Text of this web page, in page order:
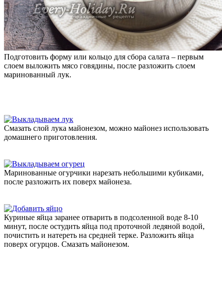
Подготовить форму или кольцо для сбора салата – первым
слоем выложить мясо говядины, после разложить слоем
маринованный лук.
Смазать слой лука майонезом, можно майонез использовать
домашнего приготовления.
Маринованные огурчики нарезать небольшими кубиками,
после разложить их поверх майонеза.
Куриные яйца заранее отварить в подсоленной воде 8-10
минут, после остудить яйца под проточной ледяной водой,
почистить и натереть на средней терке. Разложить яйца
поверх огурцов. Смазать майонезом.